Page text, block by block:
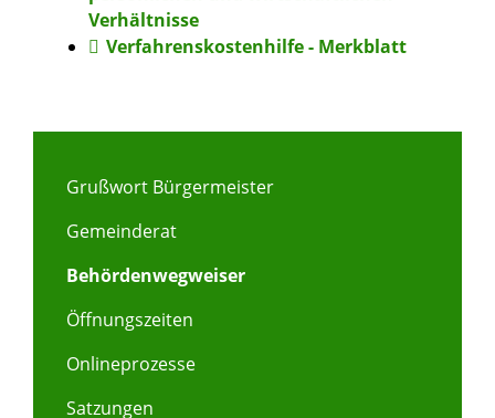
Verhältnisse
Verfahrenskostenhilfe - Merkblatt
Grußwort Bürgermeister
Gemeinderat
Behördenwegweiser
Öffnungszeiten
Onlineprozesse
Satzungen